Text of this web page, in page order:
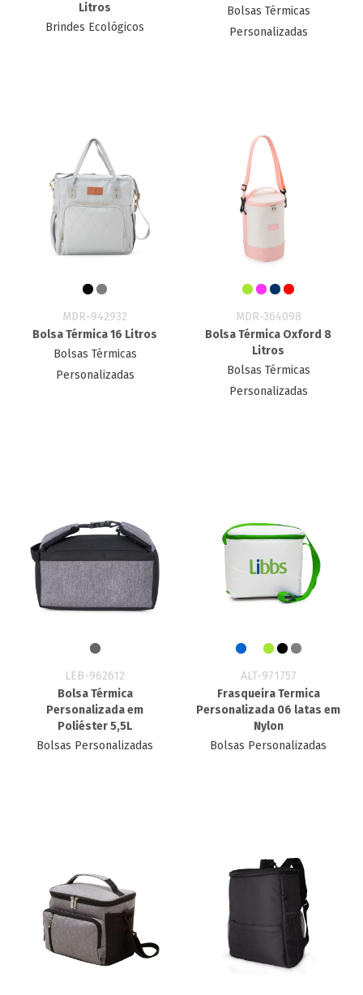
Litros
Brindes Ecológicos
Bolsas Térmicas
Personalizadas
MDR-942932
Bolsa Térmica 16 Litros
Bolsas Térmicas
Personalizadas
MDR-364098
Bolsa Térmica Oxford 8
Litros
Bolsas Térmicas
Personalizadas
LEB-962612
Bolsa Térmica
Personalizada em
Poliéster 5,5L
Bolsas Personalizadas
ALT-971757
Frasqueira Termica
Personalizada 06 latas em
Nylon
Bolsas Personalizadas